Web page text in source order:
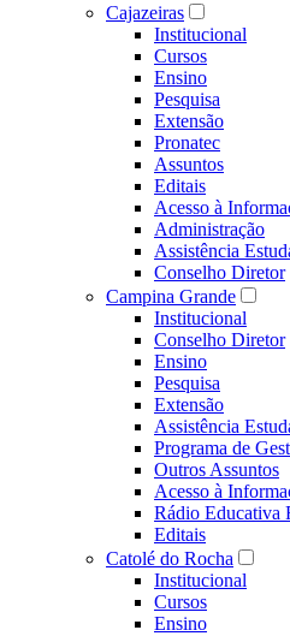
Cajazeiras
Institucional
Cursos
Ensino
Pesquisa
Extensão
Pronatec
Assuntos
Editais
Acesso à
Administração
Assistência
Conselho Diretor
Campina Grande
Institucional
Conselho Diretor
Ensino
Pesquisa
Extensão
Assistência
Programa de
Outros Assuntos
Acesso à
Rádio Educativa
Editais
Catolé do Rocha
Institucional
Cursos
Ensino